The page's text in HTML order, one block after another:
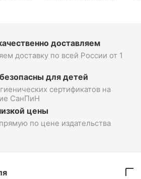
доставляем
доставку по всей России от 1
для детей
сертификатов на
СанПиН
цены
по цене издательства